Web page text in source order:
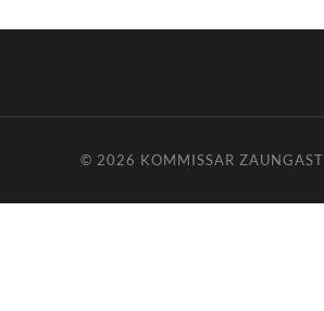
© 2026 KOMMISSAR ZAUNGAST